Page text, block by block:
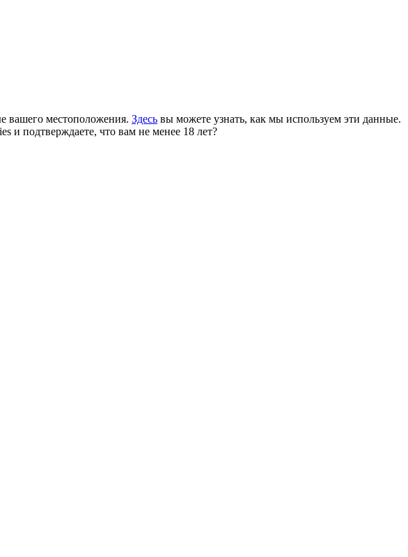
вашего местоположения. Здесь вы можете узнать, как мы используем эти данные.
и подтверждаете, что вам не менее 18 лет?